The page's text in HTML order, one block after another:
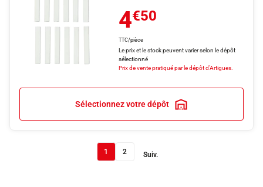
4€50
TTC/pièce
Le prix et le stock peuvent varier selon le dépôt
sélectionné
Prix de vente pratiqué par le dépôt d'Artigues.
Sélectionnez votre dépôt
1 2 Suiv.